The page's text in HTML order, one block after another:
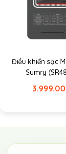
Điều khiển sạc
Sumry